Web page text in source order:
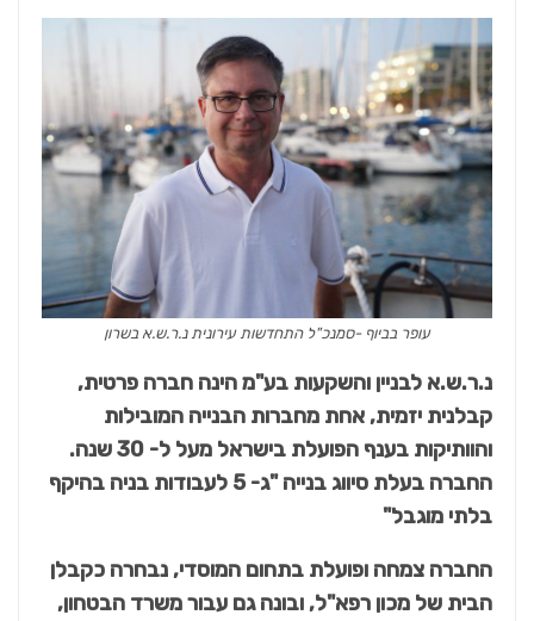
עופר בביוף -סמנכ"ל התחדשות עירונית נ.ר.ש.א בשרון
נ.ר.ש.א לבניין והשקעות בע"מ הינה חברה פרטית,
קבלנית יזמית, אחת מחברות הבנייה המובילות
והוותיקות בענף הפועלת בישראל מעל ל- 30 שנה.
החברה בעלת סיווג בנייה "ג- 5 לעבודות בניה בהיקף
בלתי מוגבל"
החברה צמחה ופועלת בתחום המוסדי, נבחרה כקבלן
הבית של מכון רפא"ל, ובונה גם עבור משרד הבטחון,